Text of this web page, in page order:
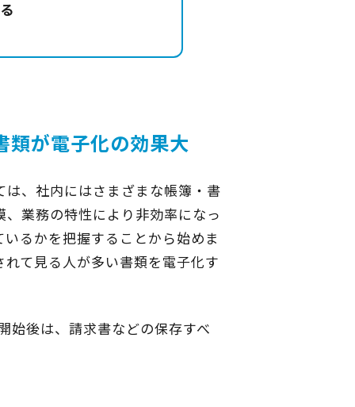
類が電子化の効果大
、社内にはさまざまな帳簿・書
業務の特性により非効率になっ
るかを把握することから始めま
て見る人が多い書類を電子化す
始後は、請求書などの保存すべ